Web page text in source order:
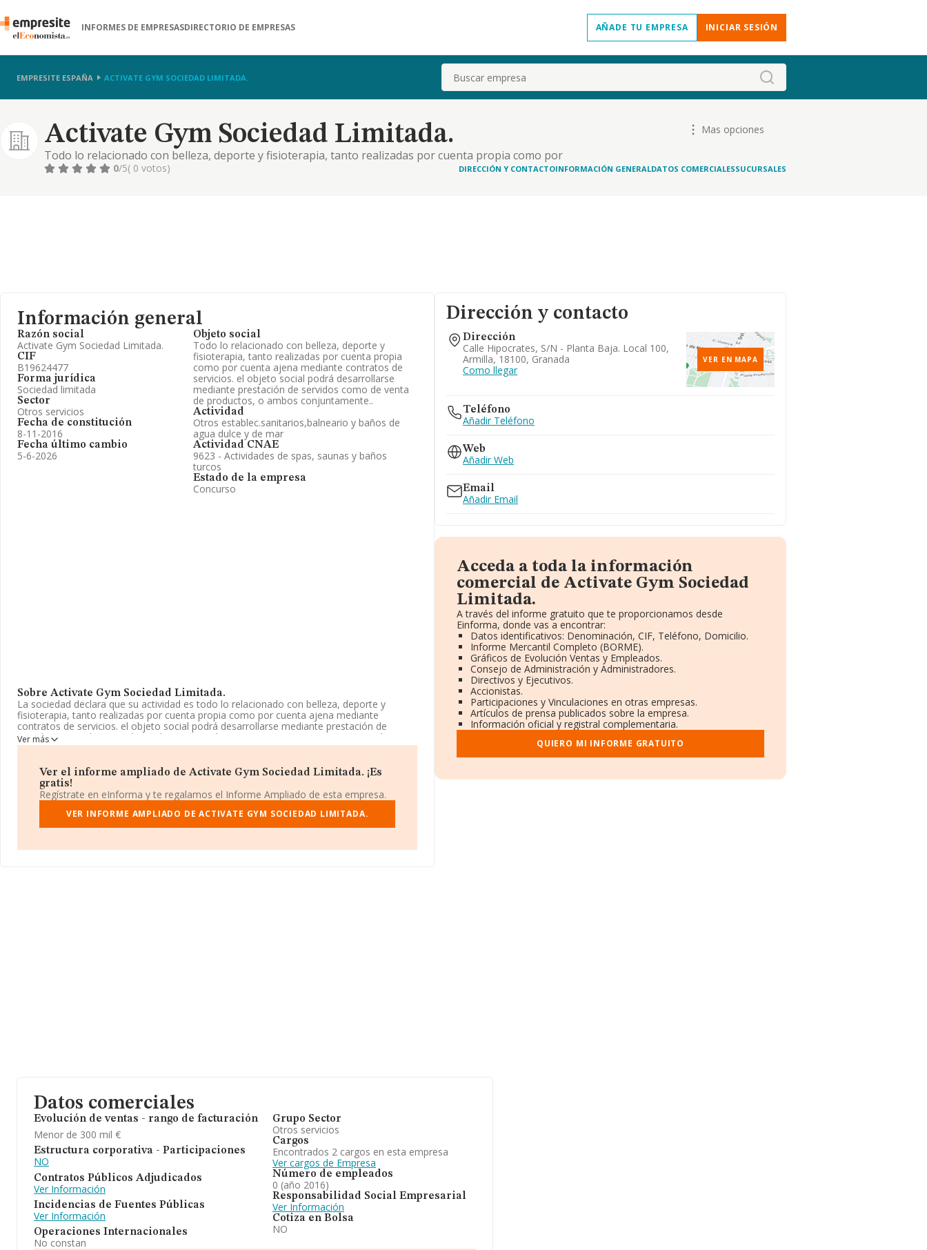
INFORMES DE EMPRESASDIRECTORIO DE EMPRESAS AÑADE TU EMPRESA INICIAR SESIÓN
EMPRESITE ESPAÑA ACTIVATE GYM SOCIEDAD LIMITADA. Buscar
Activate Gym Sociedad Limitada.
Todo lo relacionado con belleza, deporte y fisioterapia, tanto realizadas por cuenta propia como por
cuenta ajena mediante contratos de servicios. el objeto social podrá desarrollarse mediante
Mas opciones
0/5( 0 votos) DIRECCIÓN Y CONTACTOINFORMACIÓN GENERALDATOS COMERCIALESSUCURSALES
Información general
Razón social
Activate Gym Sociedad Limitada.
CIF
B19624477
Forma jurídica
Sociedad limitada
Sector
Otros servicios
Fecha de constitución
8-11-2016
Fecha último cambio
5-6-2026
Objeto social
Todo lo relacionado con belleza, deporte y
fisioterapia, tanto realizadas por cuenta propia
como por cuenta ajena mediante contratos de
servicios. el objeto social podrá desarrollarse
mediante prestación de servidos como de venta
de productos, o ambos conjuntamente..
Actividad
Otros establec.sanitarios,balneario y baños de
agua dulce y de mar
Actividad CNAE
9623 - Actividades de spas, saunas y baños
turcos
Estado de la empresa
Concurso
Sobre Activate Gym Sociedad Limitada.
La sociedad declara que su actividad es todo lo relacionado con belleza, deporte y
fisioterapia, tanto realizadas por cuenta propia como por cuenta ajena mediante
contratos de servicios. el objeto social podrá desarrollarse mediante prestación de
servidos como de venta de productos, o ambos conjuntamente. La empresa está
registrada como Sociedad Limitada. La actividad de referencia CNAE corresponde a
La sociedad
Activate Gym Sociedad Limitada
, NIF B19624477, está situada en Calle
Hipocrates Pq. Comercial Nevada Shopping núm. S/N Planta Baja. Local 100, (18100),
Armilla, Granada, Andalucía.
Con los datos a disposición de INFORMA sobre 1.403 empresas pertenecientes al sector,
de facturación de ventas entre todas las compañías alcanza los 126 mil euros. Teniendo
Ver más
Ver el informe ampliado de Activate Gym Sociedad Limitada. ¡Es
gratis!
Regístrate en eInforma y te regalamos el Informe Ampliado de esta empresa.
VER INFORME AMPLIADO DE ACTIVATE GYM SOCIEDAD LIMITADA.
Dirección y contacto
Dirección
Calle Hipocrates, S/n - Planta Baja. Local 100,
Armilla, 18100, Granada
Como llegar
VER EN MAPA
Teléfono
Añadir Teléfono
Web
Añadir Web
Email
Añadir Email
Acceda a toda la información
comercial de Activate Gym Sociedad
Limitada.
A través del informe gratuito que te proporcionamos desde
Einforma, donde vas a encontrar:
Datos identificativos: Denominación, CIF, Teléfono, Domicilio.
Informe Mercantil Completo (BORME).
Gráficos de Evolución Ventas y Empleados.
Consejo de Administración y Administradores.
Directivos y Ejecutivos.
Accionistas.
Participaciones y Vinculaciones en otras empresas.
Artículos de prensa publicados sobre la empresa.
Información oficial y registral complementaria.
QUIERO MI INFORME GRATUITO
Datos comerciales
Evolución de ventas - rango de facturación
Menor de 300 mil €
Estructura corporativa - Participaciones
NO
Contratos Públicos Adjudicados
Ver Información
Incidencias de Fuentes Públicas
Ver Información
Operaciones Internacionales
No constan
Grupo Sector
Otros servicios
Cargos
Encontrados 2 cargos en esta empresa
Ver cargos de Empresa
Número de empleados
0 (año 2016)
Responsabilidad Social Empresarial
Ver Información
Cotiza en Bolsa
NO